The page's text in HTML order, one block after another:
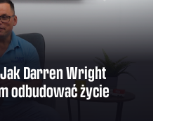
Jak Darren Wright
odbudować życie